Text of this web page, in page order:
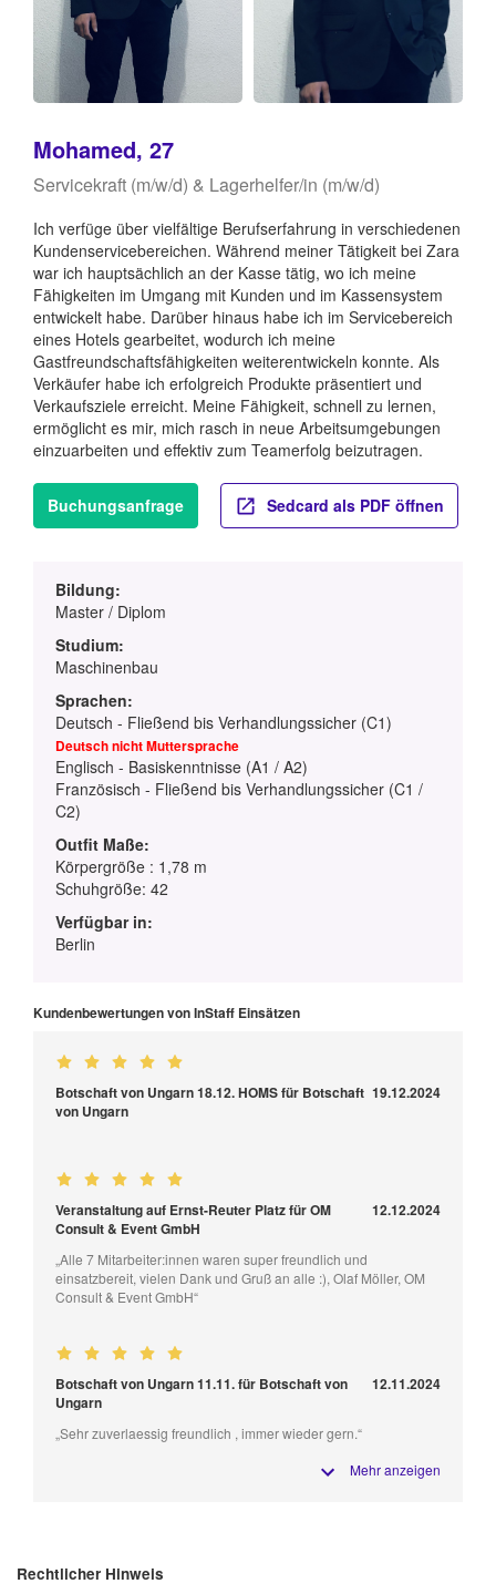
Mohamed, 27
Servicekraft (m/w/d) & Lagerhelfer/in (m/w/d)
Ich verfüge über vielfältige Berufserfahrung in verschiedenen
Kundenservicebereichen. Während meiner Tätigkeit bei Zara
war ich hauptsächlich an der Kasse tätig, wo ich meine
Fähigkeiten im Umgang mit Kunden und im Kassensystem
entwickelt habe. Darüber hinaus habe ich im Servicebereich
eines Hotels gearbeitet, wodurch ich meine
Gastfreundschaftsfähigkeiten weiterentwickeln konnte. Als
Verkäufer habe ich erfolgreich Produkte präsentiert und
Verkaufsziele erreicht. Meine Fähigkeit, schnell zu lernen,
ermöglicht es mir, mich rasch in neue Arbeitsumgebungen
einzuarbeiten und effektiv zum Teamerfolg beizutragen.
Buchungsanfrage Sedcard als PDF öffnen
Bildung:
Master / Diplom
Studium:
Maschinenbau
Sprachen:
Deutsch - Fließend bis Verhandlungssicher (C1)
Deutsch nicht Muttersprache
Englisch - Basiskenntnisse (A1 / A2)
Französisch - Fließend bis Verhandlungssicher (C1 /
C2)
Outfit Maße:
Körpergröße : 1,78 m
Schuhgröße: 42
Verfügbar in:
Berlin
Kundenbewertungen von InStaff Einsätzen
Botschaft von Ungarn 18.12. HOMS für Botschaft
von Ungarn
19.12.2024
Veranstaltung auf Ernst-Reuter Platz für OM
Consult & Event GmbH
12.12.2024
„Alle 7 Mitarbeiter:innen waren super freundlich und
einsatzbereit, vielen Dank und Gruß an alle :), Olaf Möller, OM
Consult & Event GmbH“
Botschaft von Ungarn 11.11. für Botschaft von
Ungarn
12.11.2024
„Sehr zuverlaessig freundlich , immer wieder gern.“
Mehr anzeigen
Rechtlicher Hinweis